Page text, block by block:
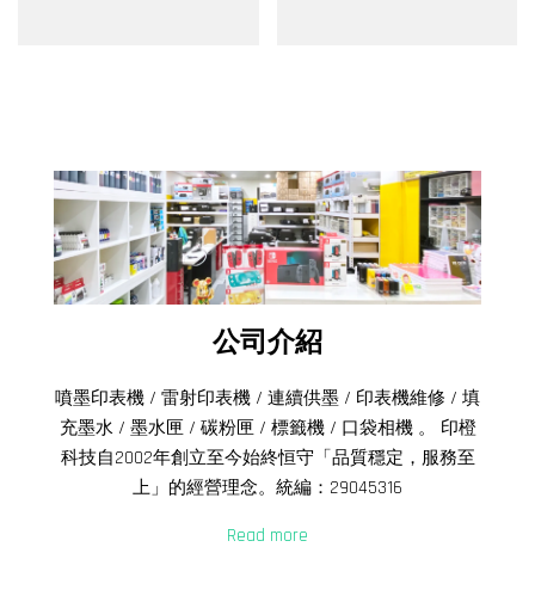
公司介紹
噴墨印表機 / 雷射印表機 / 連續供墨 / 印表機維修 / 填
充墨水 / 墨水匣 / 碳粉匣 / 標籤機 / 口袋相機 。 印橙
科技自2002年創立至今始終恒守「品質穩定，服務至
上」的經營理念。統編：29045316
Read more